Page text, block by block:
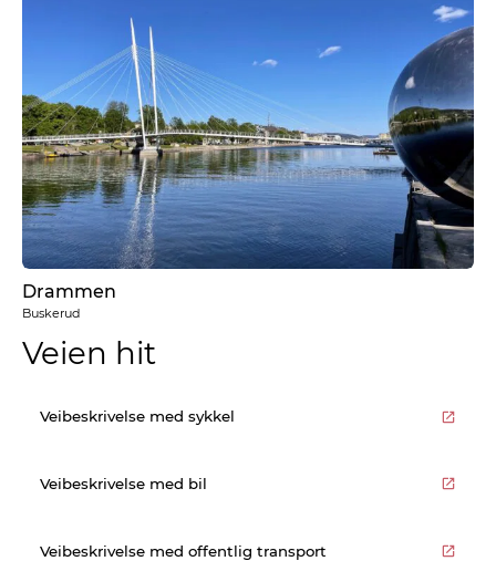
Drammen
Buskerud
Veien hit
Veibeskrivelse med sykkel
Veibeskrivelse med bil
Veibeskrivelse med offentlig transport